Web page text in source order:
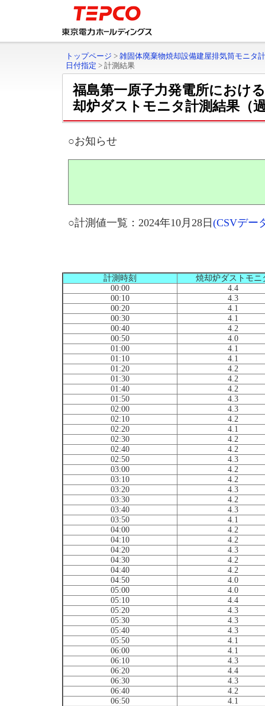
トップページ > 雑固体廃棄物焼却設備建屋排気筒モニタ
日付指定 > 計測結果
福島第一原子力発電所におけ
却炉ダストモニタ計測結果（
○お知らせ
○計測値一覧：2024年10月28日 (CSVデー
計測時刻
焼却炉ダストモニ
00:00
4.4
00:10
4.3
00:20
4.1
00:30
4.1
00:40
4.2
00:50
4.0
01:00
4.1
01:10
4.1
01:20
4.2
01:30
4.2
01:40
4.2
01:50
4.3
02:00
4.3
02:10
4.2
02:20
4.1
02:30
4.2
02:40
4.2
02:50
4.3
03:00
4.2
03:10
4.2
03:20
4.3
03:30
4.2
03:40
4.3
03:50
4.1
04:00
4.2
04:10
4.2
04:20
4.3
04:30
4.2
04:40
4.2
04:50
4.0
05:00
4.0
05:10
4.4
05:20
4.3
05:30
4.3
05:40
4.3
05:50
4.1
06:00
4.1
06:10
4.3
06:20
4.4
06:30
4.3
06:40
4.2
06:50
4.1